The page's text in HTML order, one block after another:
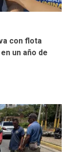
con flota
un año de